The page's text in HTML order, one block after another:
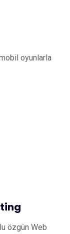
oyunlarla
özgün Web